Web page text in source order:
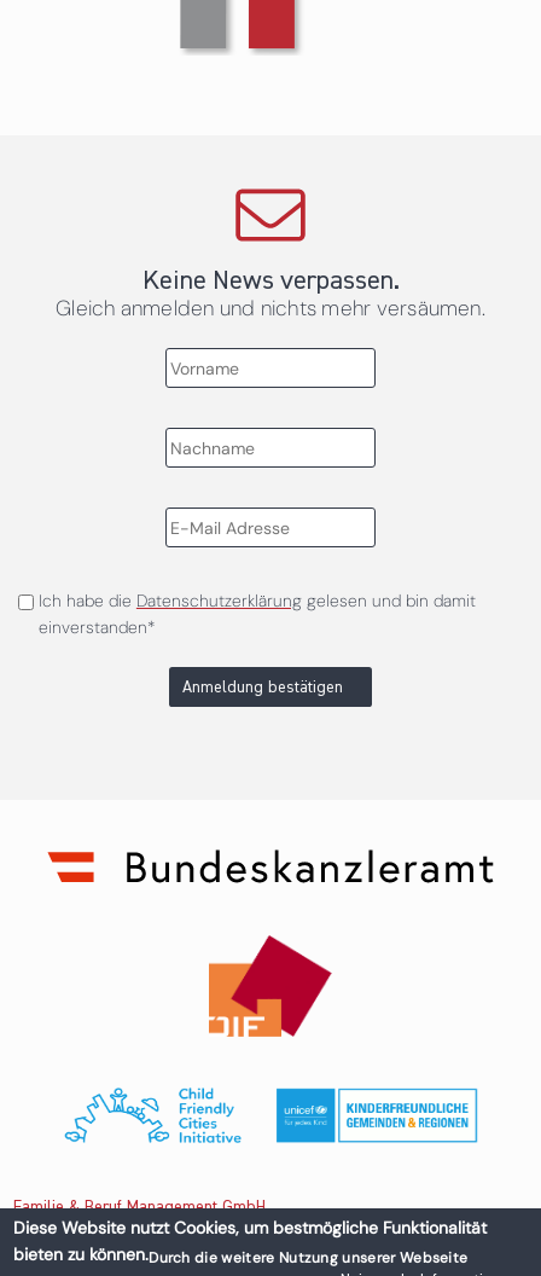
Keine News verpassen.
Gleich anmelden und nichts mehr versäumen.
Ich habe die Datenschutzerklärunggelesen und bin damit
einverstanden*
Anmeldung bestätigen
Familie & Beruf Management GmbH
Untere Donaustraße 13-15/3 1020 Wien, Austria
Diese Website nutzt Cookies, um bestmögliche Funktionalität
bieten zu können.Durch die weitere Nutzung unserer Webseite